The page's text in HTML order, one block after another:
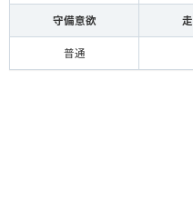
守備意欲
普通